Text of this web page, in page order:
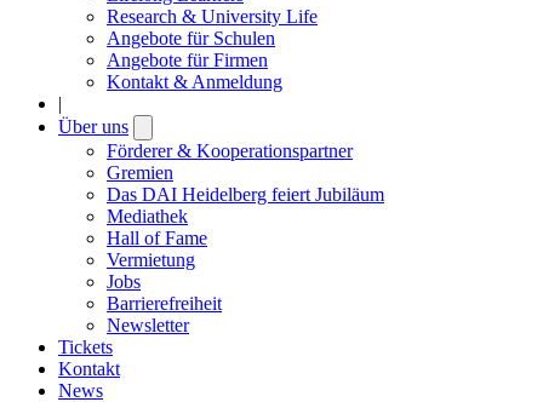
Research & University Life
Angebote für Schulen
Angebote für Firmen
Kontakt & Anmeldung
|
Über uns
submenu
Förderer & Kooperationspartner
Gremien
Das DAI Heidelberg feiert Jubiläum
Mediathek
Hall of Fame
Vermietung
Jobs
Barrierefreiheit
Newsletter
Tickets
Kontakt
News